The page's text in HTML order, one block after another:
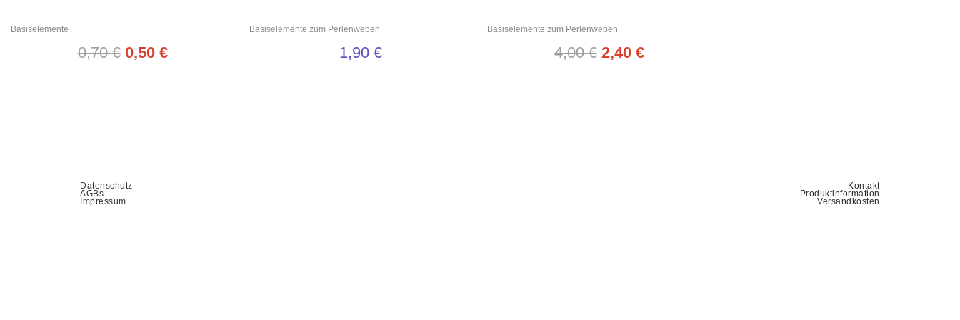
Basiselemente
0,70€ 0,50 €
Basiselemente zum Perlenweben
1,90€
Basiselemente zum Perlenweben
4,00€ 2,40 €
Datenschutz
AGBs
Impressum
Kontakt
Produktinformation
Versandkosten